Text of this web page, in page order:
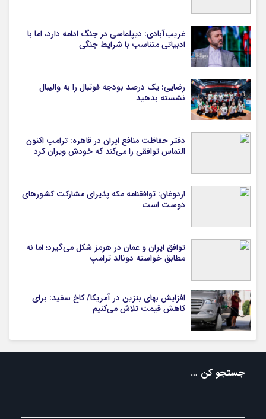
غریب‌آبادی: دیپلماسی در جنگ ادامه دارد، اما با
ادبیاتی متناسب با شرایط جنگی
رضایی: یک درصد بودجه فوتبال را به والیبال
نشسته بدهید
دفتر حفاظت منافع ایران در قاهره: ترامپ اکنون
التماس توافقی را می‌کند که خودش ویران کرد
اردوغان: توافقنامه مکه پذیرای مشارکت کشورهای
دوست است
توافق ایران و عمان در هرمز شکل می‌گیرد؛ اما نه
مطابق خواسته دونالد ترامپ
افزایش بهای بنزین در آمریکا/ کاخ سفید: برای
کاهش قیمت تلاش می‌کنیم
جستجو کن …